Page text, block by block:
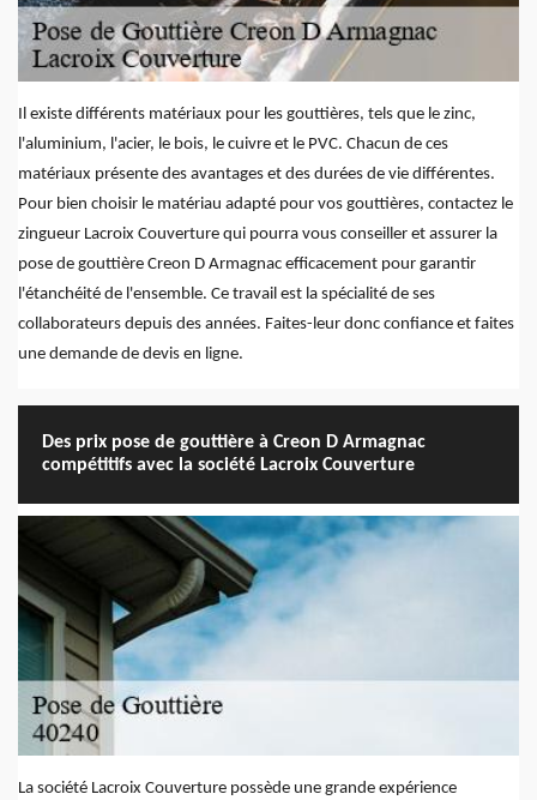
Il existe différents matériaux pour les gouttières, tels que le zinc,
l'aluminium, l'acier, le bois, le cuivre et le PVC. Chacun de ces
matériaux présente des avantages et des durées de vie différentes.
Pour bien choisir le matériau adapté pour vos gouttières, contactez le
zingueur Lacroix Couverture qui pourra vous conseiller et assurer la
pose de gouttière Creon D Armagnac efficacement pour garantir
l'étanchéité de l'ensemble. Ce travail est la spécialité de ses
collaborateurs depuis des années. Faites-leur donc confiance et faites
une demande de devis en ligne.
Des prix pose de gouttière à Creon D Armagnac
compétitifs avec la société Lacroix Couverture
La société Lacroix Couverture possède une grande expérience